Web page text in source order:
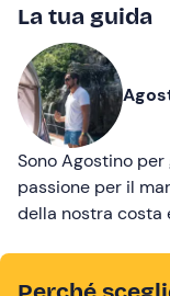
La tua guida
Sono Agostino
passione per il
della nostra costa